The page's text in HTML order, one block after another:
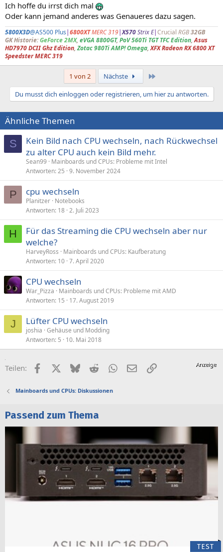
Ich hoffe du irrst dich mal
Oder kann jemand anderes was Genaueres dazu sagen.
5800X3D@AS500 Plus|6800XTMERC 319|X570Strix E|Crucial RGB32GB
GK Historie:GeForce 2MX, eVGA 8800GT, PoV 560Ti TGT TFC Edition,Asus
HD7970 DCII Ghz Edition,Zotac 980Ti AMP! Omega,XFX Radeon RX 6800 XT
Speedster MERC 319
1 von 2 Nächste
Du musst dich einloggen oder registrieren, um hier zu antworten.
Ähnliche Themen
S
Kein Bild nach CPU wechseln, nach Rückwechsel
zu alter CPU auch kein Bild mehr.
Sean99
Mainboards und CPUs: Probleme mit Intel
Antworten 25 9. November 2024
P cpu wechseln
Planitzer Notebooks
Antworten 18 2. Juli 2023
H
Für das Streaming die CPU wechseln aber nur
welche?
HarveyRoss
Mainboards und CPUs: Kaufberatung
Antworten 10 7. April 2020
CPU wechseln
War_Pizza
Mainboards und CPUs: Probleme mit AMD
Antworten 15 17. August 2019
J Lüfter CPU wechseln
joshia Gehäuse und Modding
Antworten 5 10. Mai 2018
Teilen: FacebookX (Twitter)
BlueskyRedditWhatsApp
E-MailLink
Mainboards und CPUs: Diskussionen
Passend zum Thema
TEST